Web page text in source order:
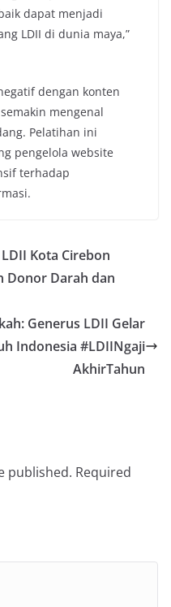
dapat menjadi
LDII di dunia maya,”
dengan konten
mengenal
Pelatihan ini
pengelola website
terhadap
Kota Cirebon
Donor Darah dan
Generus LDII Gelar
Indonesia #LDIINgaji
AkhirTahun
published. Required